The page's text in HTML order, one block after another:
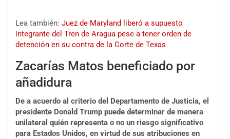
Lea también: Juez de Maryland liberó a supuesto
integrante del Tren de Aragua pese a tener orden de
detención en su contra de la Corte de Texas
Zacarías Matos beneficiado por
añadidura
De a acuerdo al criterio del Departamento de Justicia, el
presidente Donald Trump puede determinar de manera
unilateral quién representa o no un riesgo significativo
para Estados Unidos, en virtud de sus atribuciones en